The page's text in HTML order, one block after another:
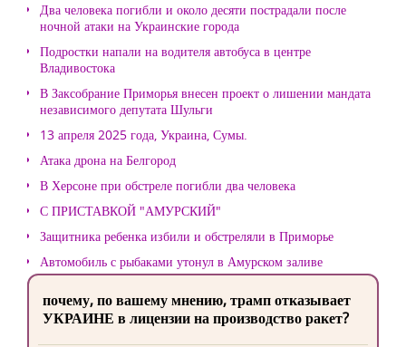
Два человека погибли и около десяти пострадали после
ночной атаки на Украинские города
Подростки напали на водителя автобуса в центре
Владивостока
В Заксобрание Приморья внесен проект о лишении мандата
независимого депутата Шульги
13 апреля 2025 года, Украина, Сумы.
Атака дрона на Белгород
В Херсоне при обстреле погибли два человека
С ПРИСТАВКОЙ "АМУРСКИЙ"
Защитника ребенка избили и обстреляли в Приморье
Автомобиль с рыбаками утонул в Амурском заливе
почему, по вашему мнению, трамп отказывает
УКРАИНЕ в лицензии на производство ракет?